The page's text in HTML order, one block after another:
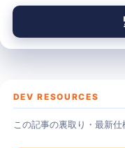
DEV RESOURCES
この記事の裏取り・最新仕